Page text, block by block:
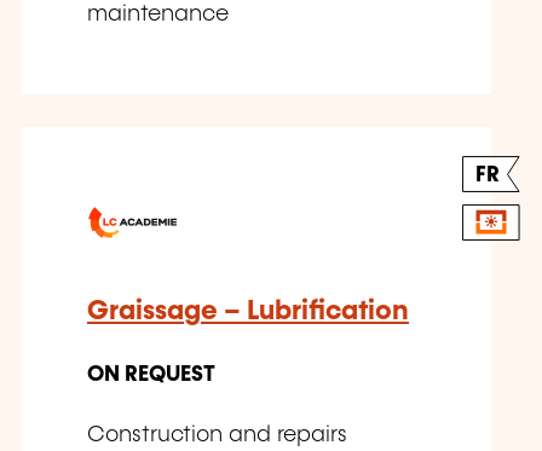
maintenance
FR
Graissage – Lubrification
ON REQUEST
Construction and repairs